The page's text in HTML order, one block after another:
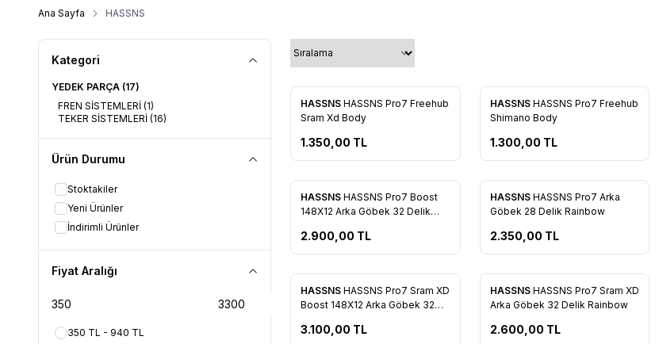
Ana Sayfa HASSNS
Kategori
YEDEK PARÇA (17)
FREN SİSTEMLERİ (1)
TEKER SİSTEMLERİ (16)
Ürün Durumu
Stoktakiler
Yeni Ürünler
İndirimli Ürünler
Fiyat Aralığı
350 TL - 940 TL
Favorilere Ekle
HASSNS HASSNS Pro7 Freehub
Sram Xd Body
1.350,00 TL
Favorilere Ekle
HASSNS HASSNS Pro7 Freehub
Shimano Body
1.300,00 TL
Favorilere Ekle
HASSNS HASSNS Pro7 Boost
148X12 Arka Göbek 32 Delik
2.900,00 TL
Favorilere Ekle
HASSNS HASSNS Pro7 Arka
Göbek 28 Delik Rainbow
2.350,00 TL
Favorilere Ekle
HASSNS HASSNS Pro7 Sram XD
Boost 148X12 Arka Göbek 32
3.100,00 TL
Favorilere Ekle
HASSNS HASSNS Pro7 Sram XD
Arka Göbek 32 Delik Rainbow
2.600,00 TL